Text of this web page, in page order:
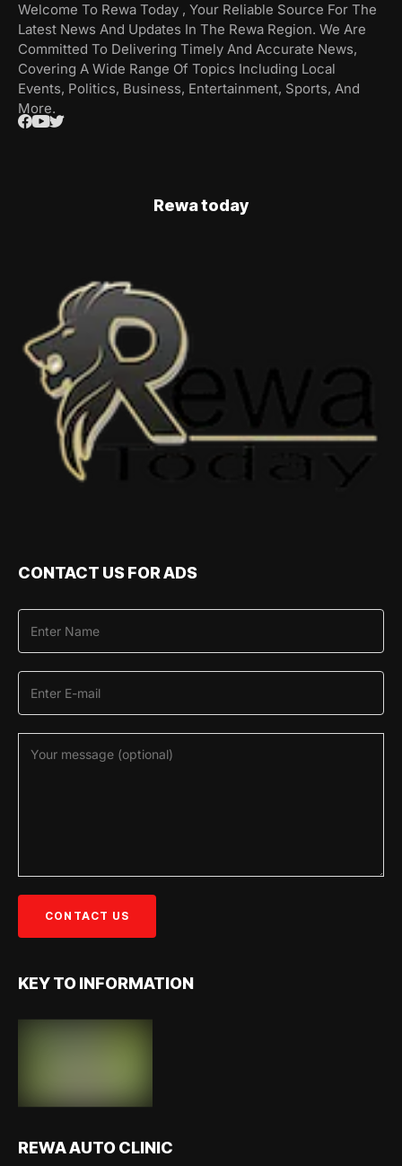
Welcome To Rewa Today , Your Reliable Source For The
Latest News And Updates In The Rewa Region. We Are
Committed To Delivering Timely And Accurate News,
Covering A Wide Range Of Topics Including Local
Events, Politics, Business, Entertainment, Sports, And
More.
Rewa today
CONTACT US FOR ADS
KEY TO INFORMATION
REWA AUTO CLINIC